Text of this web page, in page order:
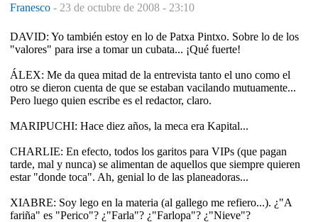
Franesco - 23 de octubre de 2008 - 23:10
DAVID: Yo también estoy en lo de Patxa Pintxo. Sobre lo de los
"valores" para irse a tomar un cubata... ¡Qué fuerte!
ÁLEX: Me da quea mitad de la entrevista tanto el uno como el
otro se dieron cuenta de que se estaban vacilando mutuamente...
Pero luego quien escribe es el redactor, claro.
MARIPUCHI: Hace diez años, la meca era Kapital...
CHARLIE: En efecto, todos los garitos para VIPs (que pagan
tarde, mal y nunca) se alimentan de aquellos que siempre quieren
estar "donde toca". Ah, genial lo de las planeadoras...
XIABRE: Soy lego en la materia (al gallego me refiero...). ¿"A
fariña" es "Perico"? ¿"Farla"? ¿"Farlopa"? ¿"Nieve"?